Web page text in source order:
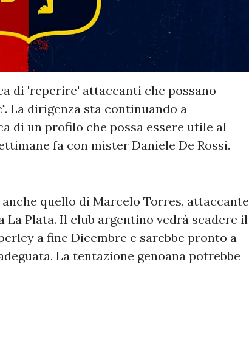
di 'reperire' attaccanti che possano
La dirigenza sta continuando a
di un profilo che possa essere utile al
fa con mister Daniele De Rossi.
quello di Marcelo Torres, attaccante
Plata. Il club argentino vedrà scadere il
a fine Dicembre e sarebbe pronto a
La tentazione genoana potrebbe